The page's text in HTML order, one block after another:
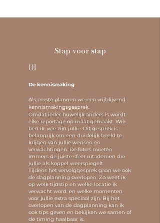
Stap voor stap
01
De kennismaking
Als eerste plannen we een vrijblijvend
kennismakingsgesprek.
Omdat ieder huwelijk anders is wordt
elke reportage op maat gemaakt. Wie
ben ik, wie zijn jullie. Dit gesprek is
belangrijk om een duidelijk beeld te
krijgen van jullie wensen en
verwachtingen. De foto's moeten
immers de juiste sfeer uitademen die
jullie als koppel weerspiegelt.
Tijdens het vervolggesprek gaan we ook
de dagplanning overlopen. Zo weet ik
op welk tijdstip en welke locatie ik
verwacht word, en welke momenten
voor jullie extra speciaal zijn. Bij het
overlopen van de dagplanning kan ik
ook tips geven en bekijken we samen of
de timing haalbaar is.